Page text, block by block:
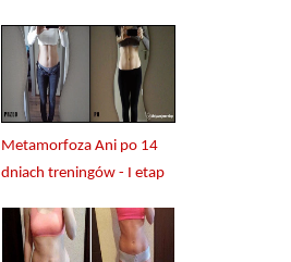
Metamorfoza Ani po 14
dniach treningów - I etap